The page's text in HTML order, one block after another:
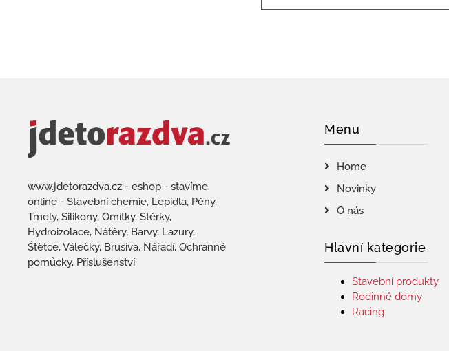
www.jdetorazdva.cz - eshop - stavíme
online - Stavební chemie, Lepidla, Pěny,
Tmely, Silikony, Omítky, Stěrky,
Hydroizolace, Nátěry, Barvy, Lazury,
Štětce, Válečky, Brusiva, Nářadí, Ochranné
pomůcky, Příslušenství
Menu
Home
Novinky
O nás
Hlavní kategorie
Stavební produkty
Rodinné domy
Racing